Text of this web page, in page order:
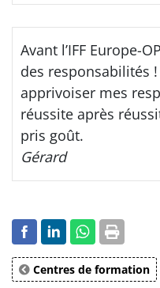
Avant l’IFF Europe-
des responsabilités !
apprivoiser mes
réussite après
pris goût.
Gérard
Centres de formation